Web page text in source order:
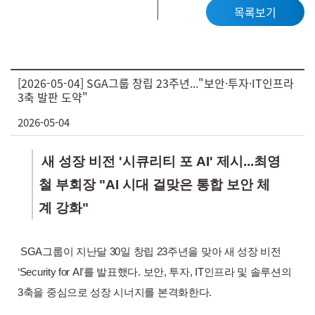
목록보기
[2026-05-04] SGA그룹 창립 23주년..."보안·투자·IT인프라
3축 발판 도약"
2026-05-04
새 성장 비전 '시큐리티 포 AI' 제시...최영
철 부회장 "AI 시대 걸맞은 통합 보안 체
계 강화"
SGA그룹이 지난달 30일 창립 23주년을 맞아 새 성장 비전
‘Security for AI’를 발표했다. 보안, 투자, IT인프라 및 솔루션의
3축을 중심으로 성장 시너지를 본격화한다.